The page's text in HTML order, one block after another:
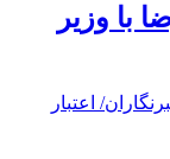
با وزیر